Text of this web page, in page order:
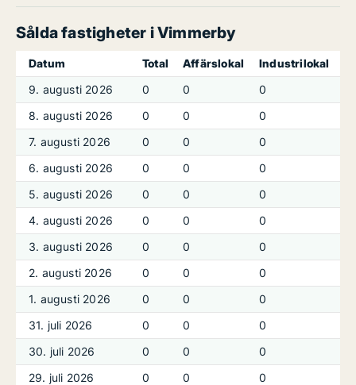
Sålda fastigheter i Vimmerby
Datum Total Affärslokal Industrilokal
9. augusti 2026
0 0 0
8. augusti 2026
0 0 0
7. augusti 2026
0 0 0
6. augusti 2026
0 0 0
5. augusti 2026
0 0 0
4. augusti 2026
0 0 0
3. augusti 2026
0 0 0
2. augusti 2026
0 0 0
1. augusti 2026
0 0 0
31. juli 2026
0 0 0
30. juli 2026
0 0 0
29. juli 2026
0 0 0